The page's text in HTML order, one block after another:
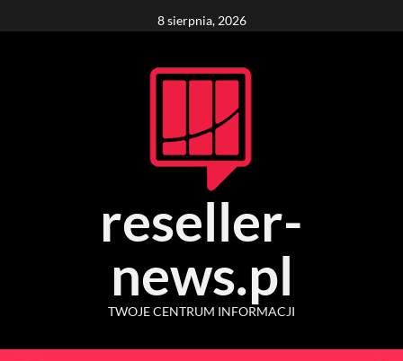
to
8 sierpnia, 2026
reseller-
news.pl
TWOJE CENTRUM INFORMACJI